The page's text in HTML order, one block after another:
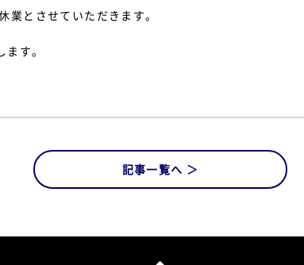
とさせていただきます。
ます。
記事一覧へ ＞